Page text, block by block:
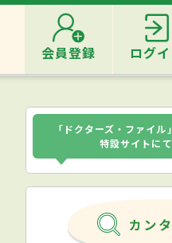
会員登録 ログ
「ドクターズ・ファイ
特設サイトに